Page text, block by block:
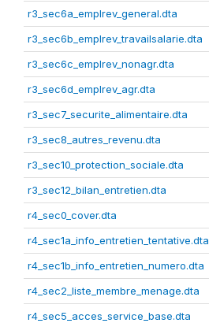
r3_sec6a_emplrev_general.dta
r3_sec6b_emplrev_travailsalarie.dta
r3_sec6c_emplrev_nonagr.dta
r3_sec6d_emplrev_agr.dta
r3_sec7_securite_alimentaire.dta
r3_sec8_autres_revenu.dta
r3_sec10_protection_sociale.dta
r3_sec12_bilan_entretien.dta
r4_sec0_cover.dta
r4_sec1a_info_entretien_tentative.dta
r4_sec1b_info_entretien_numero.dta
r4_sec2_liste_membre_menage.dta
r4_sec5_acces_service_base.dta